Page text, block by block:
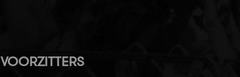
VOORZITTERS